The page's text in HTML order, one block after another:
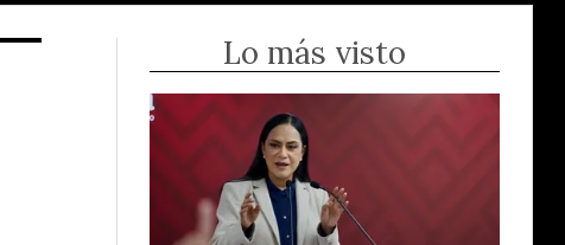
Lo más visto